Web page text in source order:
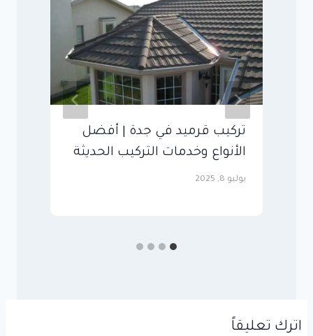
تركيب قرميد في جدة | أفضل
الأنواع وخدمات التركيب الحديثة
يوليو 8, 2025
اترك تعليقاً